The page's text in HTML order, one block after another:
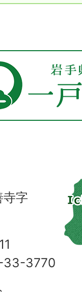
字
33-3770